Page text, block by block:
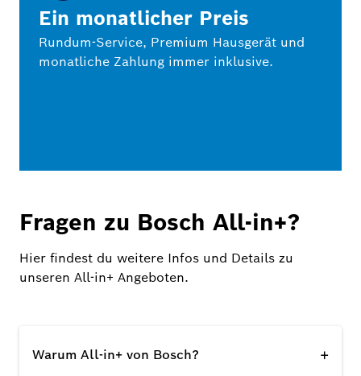
Ein monatlicher Preis
Rundum-Service, Premium Hausgerät und
monatliche Zahlung immer inklusive.
Fragen zu Bosch All-in+?
Hier findest du weitere Infos und Details zu
unseren All-in+ Angeboten.
Warum All-in+ von Bosch? +